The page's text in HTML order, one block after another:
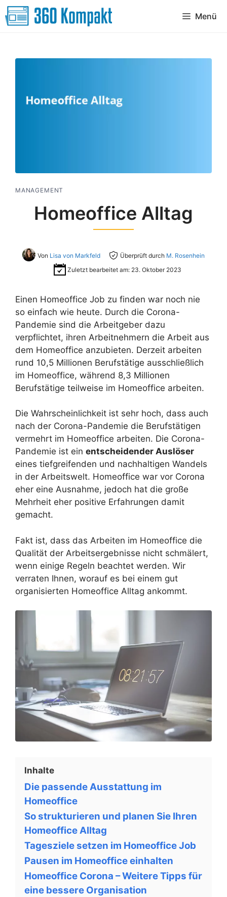
Zum
Inhalt
Menü
MANAGEMENT
Homeoffice Alltag
Von Lisa von Markfeld Überprüft durch M. Rosenhein
Zuletzt bearbeitet am: 23. Oktober 2023
Einen Homeoffice Job zu finden war noch nie
so einfach wie heute. Durch die Corona-
Pandemie sind die Arbeitgeber dazu
verpflichtet, ihren Arbeitnehmern die Arbeit aus
dem Homeoffice anzubieten. Derzeit arbeiten
rund 10,5 Millionen Berufstätige ausschließlich
im Homeoffice, während 8,3 Millionen
Berufstätige teilweise im Homeoffice arbeiten.
Die Wahrscheinlichkeit ist sehr hoch, dass auch
nach der Corona-Pandemie die Berufstätigen
vermehrt im Homeoffice arbeiten. Die Corona-
Pandemie ist ein entscheidender Auslöser
eines tiefgreifenden und nachhaltigen Wandels
in der Arbeitswelt. Homeoffice war vor Corona
eher eine Ausnahme, jedoch hat die große
Mehrheit eher positive Erfahrungen damit
gemacht.
Fakt ist, dass das Arbeiten im Homeoffice die
Qualität der Arbeitsergebnisse nicht schmälert,
wenn einige Regeln beachtet werden. Wir
verraten Ihnen, worauf es bei einem gut
organisierten Homeoffice Alltag ankommt.
Inhalte
Die passende Ausstattung im
Homeoffice
So strukturieren und planen Sie Ihren
Homeoffice Alltag
Tagesziele setzen im Homeoffice Job
Pausen im Homeoffice einhalten
Homeoffice Corona – Weitere Tipps für
eine bessere Organisation